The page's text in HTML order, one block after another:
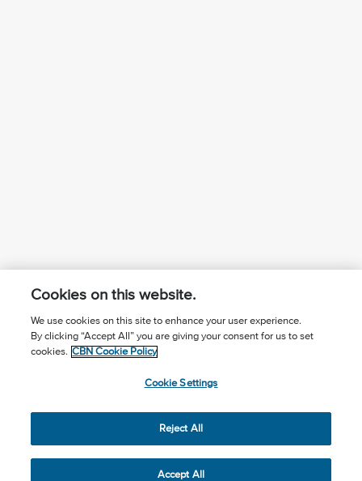
¿Conoces a Jesús?
Suscríbase al boletín
Seguir Mundo Cristiano
Terms of Use
Cookie Settings
© 2026 The Christian Broadcasting Network, Inc., A nonprofit
Cookies on this website.
We use cookies on this site to enhance your user experience.
By clicking “Accept All” you are giving your consent for us to set
cookies. CBN Cookie Policy
Cookie Settings
Reject All
Accept All